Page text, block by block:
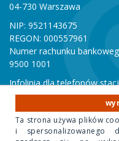
04-730 Warszawa
NIP: 9521143675
REGON: 000557961
Numer rachunku
9500 1001
Infolinia dla telefonów
801 051 000
Infolinia dla telefonów
22 815 10 00
Ta strona używa plików
i spersonalizowanego